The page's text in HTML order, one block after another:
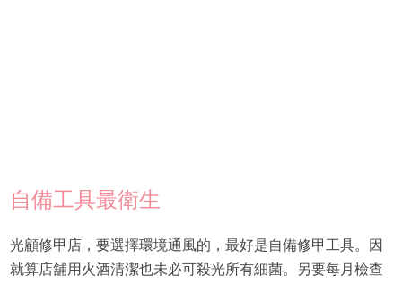
自備工具最衛生
光顧修甲店，要選擇環境通風的，最好是自備修甲工具。因
就算店舖用火酒清潔也未必可殺光所有細菌。另要每月檢查